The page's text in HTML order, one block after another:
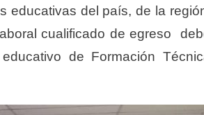
educativas del país, de la
cualificado de egreso
de Formación